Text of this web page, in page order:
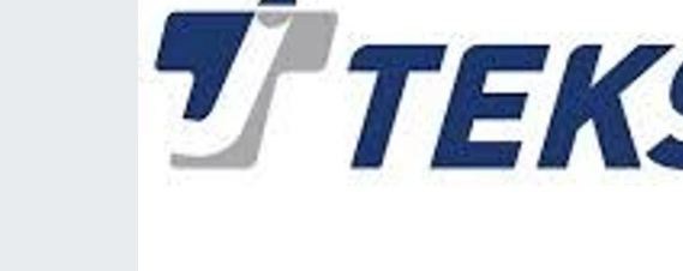
TV VE SİNEMA
BASKETBOL